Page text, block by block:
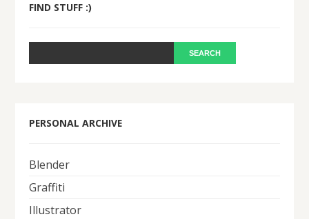
FIND STUFF :)
PERSONAL ARCHIVE
Blender
Graffiti
Illustrator